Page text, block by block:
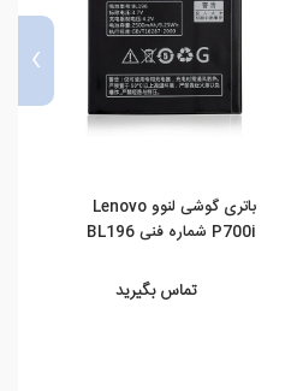
باتری گوشی لنوو Lenovo
P700i شماره فنی BL196
تماس بگیرید
›